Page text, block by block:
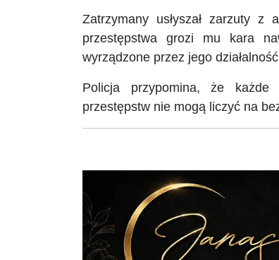
Zatrzymany usłyszał zarzuty
przestępstwa grozi mu kara
wyrządzone przez jego
Policja przypomina, że każde
przestępstw nie mogą liczyć na